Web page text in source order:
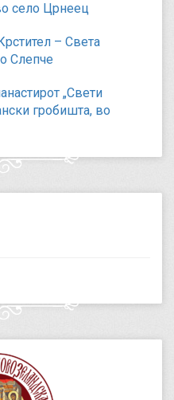
село Црнеец
– Света
Слепче
„Свети
гробишта, во